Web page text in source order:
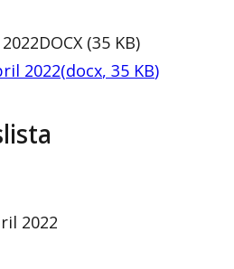
DOCX (35 KB)
2022(docx, 35 KB)
2022